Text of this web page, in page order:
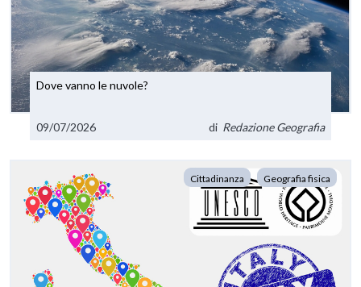
Dove vanno le nuvole?
09/07/2026 di Redazione Geografia
Cittadinanza Geografia fisica